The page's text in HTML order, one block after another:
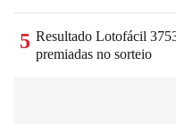
5 Resultado Lotofácil
premiadas no sorteio